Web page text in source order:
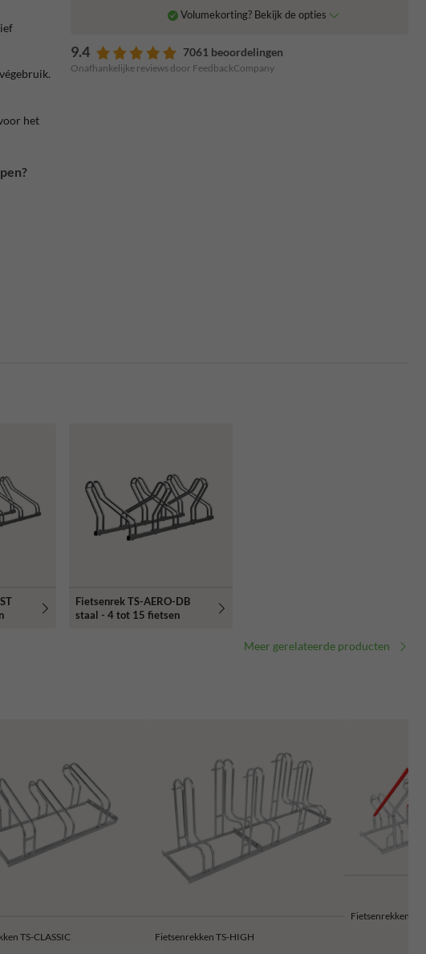
Volumekorting? Bekijk de opties
9.4 7061 beoordelingen
Onafhankelijke reviews door FeedbackCompany
het
Fietsenrek TS-AERO-DB
staal - 4 tot 15 fietsen
Meer gerelateerde producten
TS-CLASSIC Fietsenrekken TS-HIGH
Fietsenrekken